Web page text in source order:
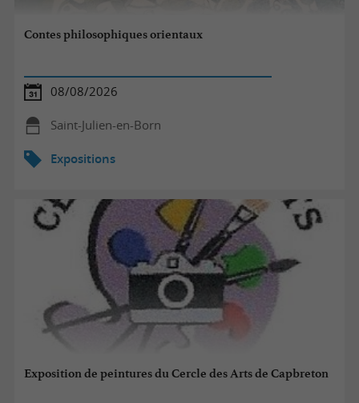
Contes philosophiques orientaux
08/08/2026
Saint-Julien-en-Born
Expositions
Exposition de peintures du Cercle des Arts de Capbreton